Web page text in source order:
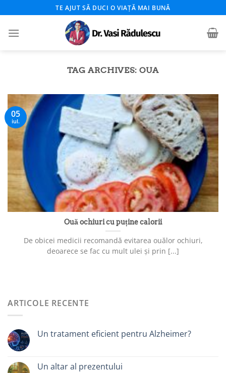
to
content
TE AJUT SĂ DUCI O VIAȚĂ MAI BUNĂ
TAG ARCHIVES:OUA
Ouă ochiuri cu puține calorii
De obicei medicii recomandă evitarea ouălor ochiuri,
deoarece se fac cu mult ulei și prin [...]
05
iul.
ARTICOLE RECENTE
Un tratament eficient pentru Alzheimer?
Un altar al prezentului